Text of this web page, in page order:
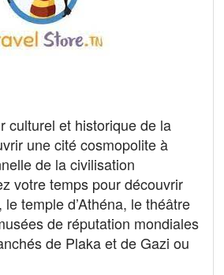
culturel et historique de la
une cité cosmopolite à
de la civilisation
votre temps pour découvrir
le temple d’Athéna, le théâtre
de réputation mondiales
de Plaka et de Gazi ou